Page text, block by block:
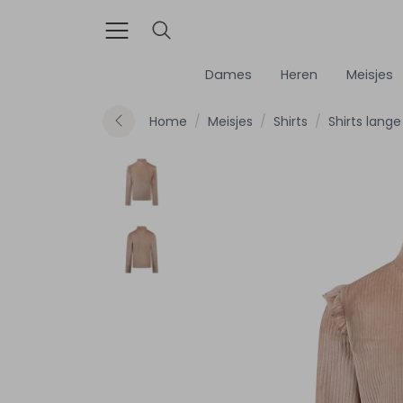
Dames Heren Meisjes
Home Meisjes Shirts Shirts